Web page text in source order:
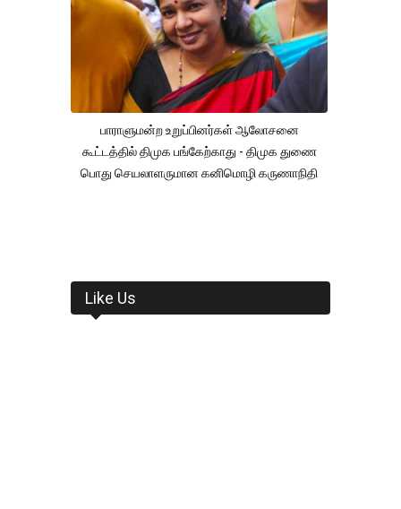
பாராளுமன்ற உறுப்பினர்கள் ஆலோசனை
கூட்டத்தில் திமுக பங்கேற்காது - திமுக துணை
பொது செயலாளருமான கனிமொழி கருணாநிதி
Like Us